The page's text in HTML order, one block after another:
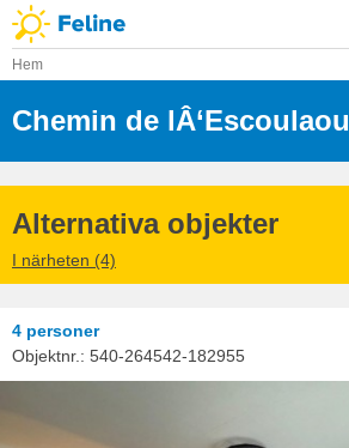
Hem
Chemin de lÂ‘Escoulaou
Alternativa objekter
I närheten (4)
4 personer
Objektnr.: 540-264542-182955